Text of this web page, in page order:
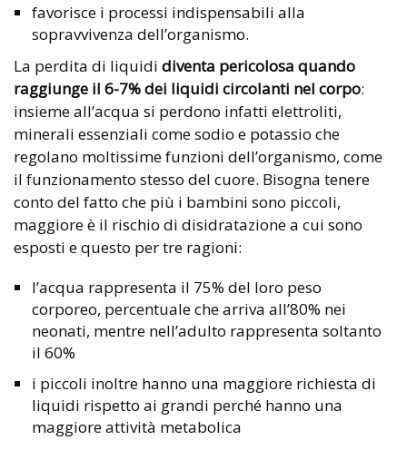
favorisce i processi indispensabili alla
sopravvivenza dell’organismo.
La perdita di liquidi diventa pericolosa quando
raggiunge il 6-7% dei liquidi circolanti nel corpo:
insieme all’acqua si perdono infatti elettroliti,
minerali essenziali come sodio e potassio che
regolano moltissime funzioni dell’organismo, come
il funzionamento stesso del cuore. Bisogna tenere
conto del fatto che più i bambini sono piccoli,
maggiore è il rischio di disidratazione a cui sono
esposti e questo per tre ragioni:
l’acqua rappresenta il 75% del loro peso
corporeo, percentuale che arriva all’80% nei
neonati, mentre nell’adulto rappresenta soltanto
il 60%
i piccoli inoltre hanno una maggiore richiesta di
liquidi rispetto ai grandi perché hanno una
maggiore attività metabolica